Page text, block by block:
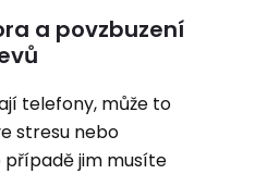
a povzbuzení
telefony, může to
stresu nebo
jim musíte